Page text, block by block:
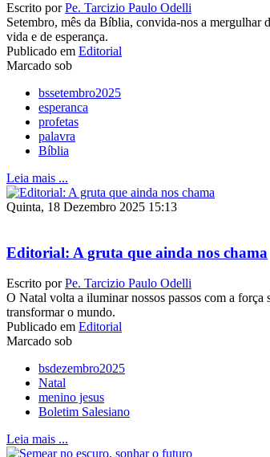
Escrito porPe. Tarcizio Paulo Odelli
Setembro, mês da Bíblia, convida-nos a mergulhar
vida e de esperança.
Publicado em Editorial
Marcado sob
bssetembro2025
esperanca
profetas
palavra
Bíblia
Leia mais ...
Quinta, 18 Dezembro 2025 15:13
Editorial: A gruta que ainda nos chama
Escrito porPe. Tarcizio Paulo Odelli
O Natal volta a iluminar nossos passos com a força
transformar o mundo.
Publicado em Editorial
Marcado sob
bsdezembro2025
Natal
menino jesus
Boletim Salesiano
Leia mais ...